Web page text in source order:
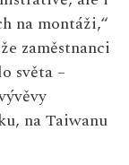
na montáži,“
zaměstnanci
světa –
na Taiwanu